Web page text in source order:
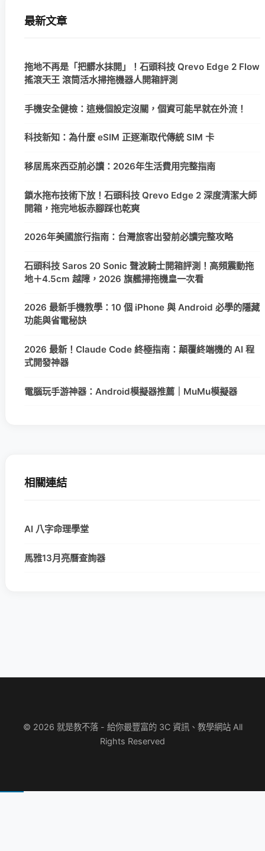
最新文章
拖地不再是「把髒水抹開」！石頭科技 Qrevo Edge 2 Flow
搖滾天王 滾筒活水掃拖機器人開箱評測
手機安全健檢：這幾個設定沒關，個資可能早就在外流！
科技新知：為什麼 eSIM 正逐漸取代傳統 SIM 卡
移居馬來西亞前必讀：2026年生活費用完整指南
鎖水拖布技術下放！石頭科技 Qrevo Edge 2 深度清潔大師
開箱，拖完地板赤腳踩也乾爽
2026年美國旅行指南：台灣旅客出發前必讀完整攻略
石頭科技 Saros 20 Sonic 聲波騎士開箱評測！高頻震動拖
地＋4.5cm 越障，2026 旗艦掃拖機皇一次看
2026 最新手機教學：10 個 iPhone 與 Android 必學的隱藏
功能與省電秘訣
2026 最新！Claude Code 終極指南：顛覆終端機的 AI 程
式開發神器
電腦玩手游神器：Android模擬器推薦｜MuMu模擬器
相關連結
AI 八字命理學堂
馬雅13月亮曆查詢器
© 2026 就是教不落 - 給你最豐富的 3C 資訊、教學網站 All
Rights Reserved